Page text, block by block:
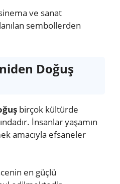
ve sanat
sembollerden
Doğuş
birçok kültürde
İnsanlar yaşamın
amacıyla efsaneler
en güçlü